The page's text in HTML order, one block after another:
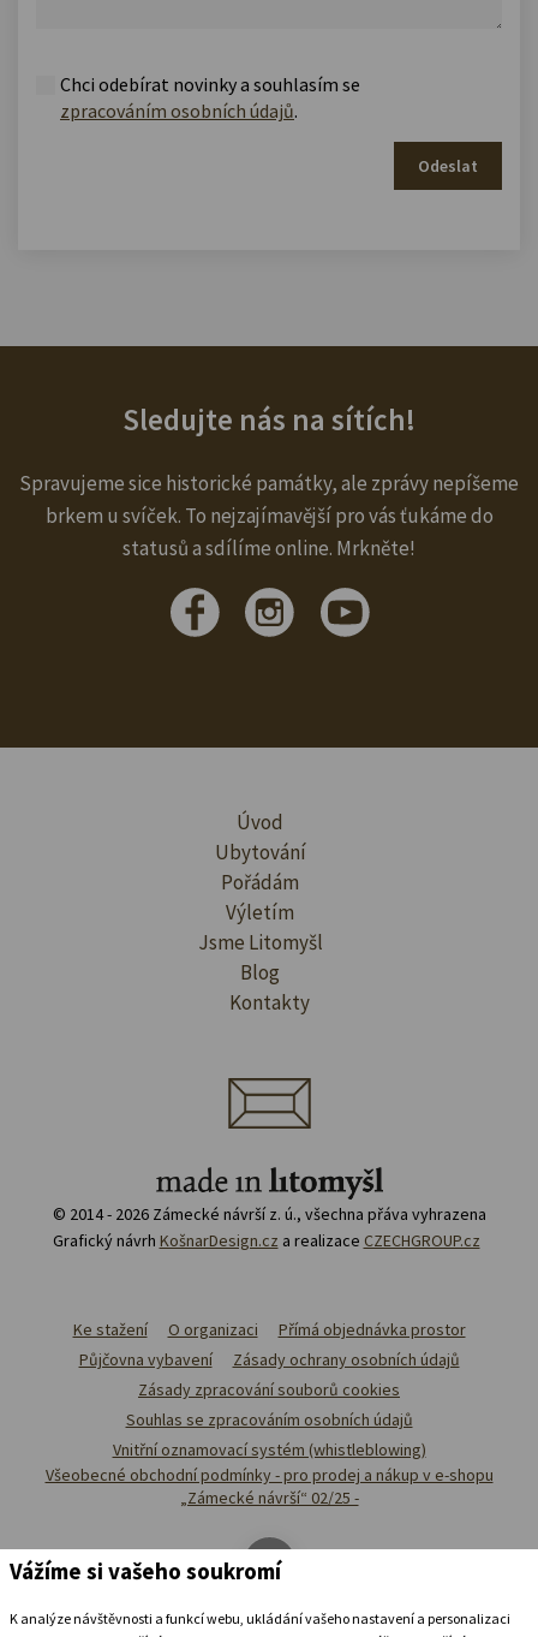
Chci odebírat novinky a souhlasím se
zpracováním osobních údajů.
Odeslat
Sledujte nás na sítích!
Spravujeme sice historické památky, ale zprávy nepíšeme
brkem u svíček. To nejzajímavější pro vás ťukáme do
statusů a sdílíme online. Mrkněte!
Úvod
Ubytování
Pořádám
Výletím
Jsme Litomyšl
Blog
Kontakty
© 2014 - 2026 Zámecké návrší z. ú., všechna přáva vyhrazena
Grafický návrh KošnarDesign.cz a realizace CZECHGROUP.cz
Ke stažení O organizaci
Přímá objednávka prostor
Půjčovna vybavení
Zásady ochrany osobních údajů
Zásady zpracování souborů cookies
Souhlas se zpracováním osobních údajů
Vnitřní oznamovací systém (whistleblowing)
Všeobecné obchodní podmínky - pro prodej a nákup v e-shopu
„Zámecké návrší“ 02/25 -
Vážíme si vašeho soukromí
K analýze návštěvnosti a funkcí webu, ukládání vašeho nastavení a personalizaci